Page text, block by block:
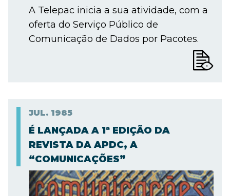
A Telepac inicia a sua atividade, com a
oferta do Serviço Público de
Comunicação de Dados por Pacotes.
JUL. 1985
É LANÇADA A 1ª EDIÇÃO DA
REVISTA DA APDC, A
“COMUNICAÇÕES”